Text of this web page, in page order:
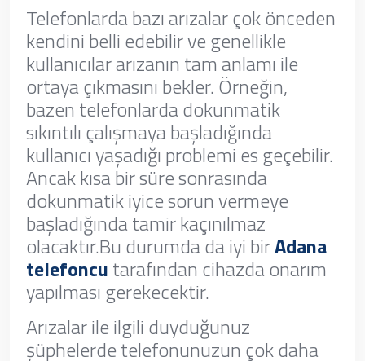
Telefonlarda bazı arızalar çok önceden
kendini belli edebilir ve genellikle
kullanıcılar arızanın tam anlamı ile
ortaya çıkmasını bekler. Örneğin,
bazen telefonlarda dokunmatik
sıkıntılı çalışmaya başladığında
kullanıcı yaşadığı problemi es geçebilir.
Ancak kısa bir süre sonrasında
dokunmatik iyice sorun vermeye
başladığında tamir kaçınılmaz
olacaktır.Bu durumda da iyi birAdana
telefoncutarafından cihazda onarım
yapılması gerekecektir.
Arızalar ile ilgili duyduğunuz
şüphelerde telefonunuzun çok daha